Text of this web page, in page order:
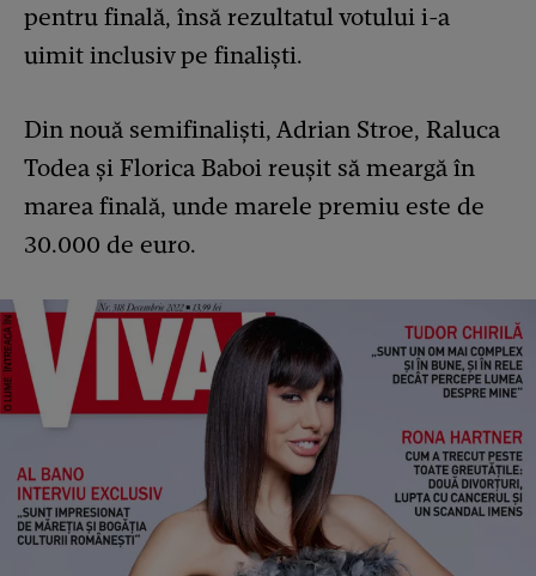
pentru finală, însă rezultatul votului i-a
uimit inclusiv pe finaliști.
Din nouă semifinaliști, Adrian Stroe, Raluca
Todea și Florica Baboi reușit să meargă în
marea finală, unde marele premiu este de
30.000 de euro.